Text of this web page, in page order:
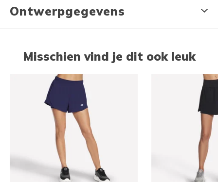
Ontwerpgegevens
Misschien vind je dit ook leuk